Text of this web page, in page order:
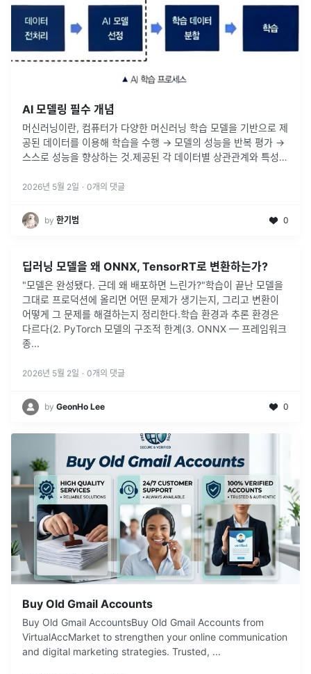
AI 모델링 필수 개념
머신러닝이란, 컴퓨터가 다양한 머신러닝 학습 모델을 기반으로 제
공된 데이터를 이용해 학습을 수행 -> 모델의 성능을 반복 평가 ->
스스로 성능을 향상하는 것.제공된 각 데이터별 상관관계와 특성을
큰 틀에 ...
2026년 5월 2일 · 0개의 댓글
by 한기범 0
딥러닝 모델을 왜 ONNX, TensorRT로 변환하는가?
"모델은 완성됐다. 근데 왜 배포하면 느린가?"학습이 끝난 모델을
그대로 프로덕션에 올리면 어떤 문제가 생기는지, 그리고 변환이
어떻게 그 문제를 해결하는지 정리한다.학습 환경과 추론 환경은
다르다(2. PyTorch 모델의 구조적 한계(3. ONNX — 프레임워크
종...
2026년 5월 2일 · 0개의 댓글
by GeonHo Lee 0
Buy Old Gmail Accounts
Buy Old Gmail AccountsBuy Old Gmail Accounts from
VirtualAccMarket to strengthen your online communication
and digital marketing strategies. Trusted, ...